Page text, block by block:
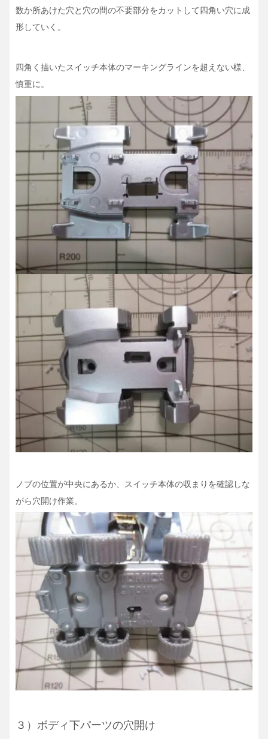
数か所あけた穴と穴の間の不要部分をカットして四角い穴に成
形していく。
四角く描いたスイッチ本体のマーキングラインを超えない様、
慎重に。
ノブの位置が中央にあるか、スイッチ本体の収まりを確認しな
がら穴開け作業。
３）ボディ下パーツの穴開け